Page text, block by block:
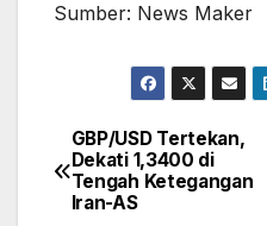
Sumber: News Maker
Post
navigation
GBP/USD Tertekan,
Dekati 1,3400 di
Tengah Ketegangan
Iran-AS